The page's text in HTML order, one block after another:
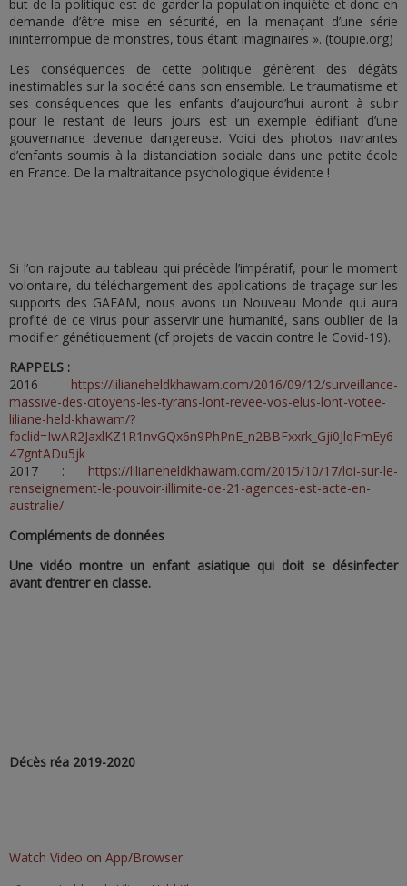
but de la politique est de garder la population inquiète et donc en
demande d’être mise en sécurité, en la menaçant d’une série
ininterrompue de monstres, tous étant imaginaires ». (toupie.org)
Les conséquences de cette politique génèrent des dégâts
inestimables sur la société dans son ensemble. Le traumatisme et
ses conséquences que les enfants d’aujourd’hui auront à subir
pour le restant de leurs jours est un exemple édifiant d’une
gouvernance devenue dangereuse. Voici des photos navrantes
d’enfants soumis à la distanciation sociale dans une petite école
en France. De la maltraitance psychologique évidente !
Si l’on rajoute au tableau qui précède l’impératif, pour le moment
volontaire, du téléchargement des applications de traçage sur les
supports des GAFAM, nous avons un Nouveau Monde qui aura
profité de ce virus pour asservir une humanité, sans oublier de la
modifier génétiquement (cf projets de vaccin contre le Covid-19).
RAPPELS :
2016 : https://lilianeheldkhawam.com/2016/09/12/surveillance-
massive-des-citoyens-les-tyrans-lont-revee-vos-elus-lont-votee-
liliane-held-khawam/?
fbclid=IwAR2JaxlKZ1R1nvGQx6n9PhPnE_n2BBFxxrk_Gji0JlqFmEy6
47gntADu5jk
2017 : https://lilianeheldkhawam.com/2015/10/17/loi-sur-le-
renseignement-le-pouvoir-illimite-de-21-agences-est-acte-en-
australie/
Compléments de données
Une vidéo montre un enfant asiatique qui doit se désinfecter
avant d’entrer en classe.
Décès réa 2019-2020
Watch Video on App/Browser